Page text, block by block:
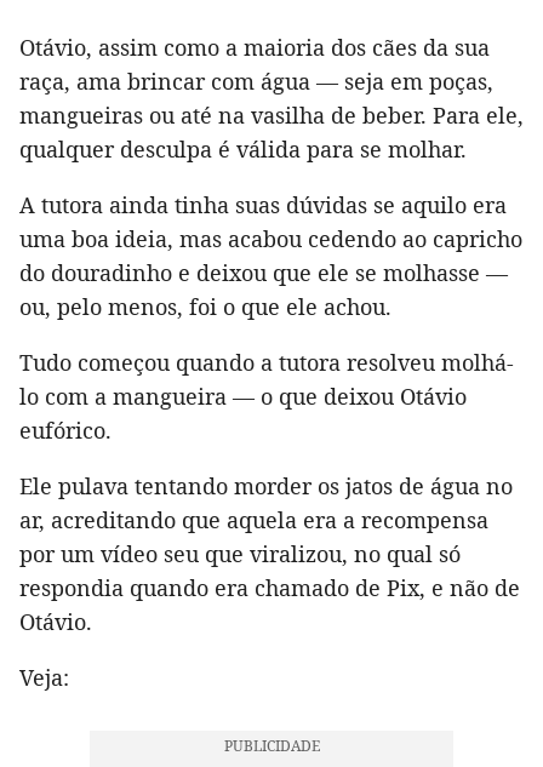
Otávio, assim como a maioria dos cães da sua
raça, ama brincar com água — seja em poças,
mangueiras ou até na vasilha de beber. Para ele,
qualquer desculpa é válida para se molhar.
A tutora ainda tinha suas dúvidas se aquilo era
uma boa ideia, mas acabou cedendo ao capricho
do douradinho e deixou que ele se molhasse —
ou, pelo menos, foi o que ele achou.
Tudo começou quando a tutora resolveu molhá-
lo com a mangueira — o que deixou Otávio
eufórico.
Ele pulava tentando morder os jatos de água no
ar, acreditando que aquela era a recompensa
por um vídeo seu que viralizou, no qual só
respondia quando era chamado de Pix, e não de
Otávio.
Veja: